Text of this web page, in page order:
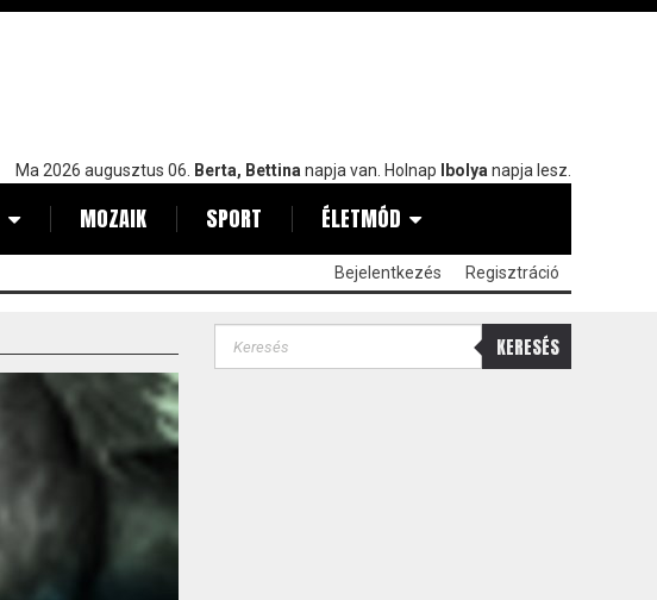
Ma 2026 augusztus 06. Berta, Bettina napja van. Holnap Ibolya napja lesz.
MOZAIK SPORT ÉLETMÓD
Bejelentkezés Regisztráció
KERESÉS